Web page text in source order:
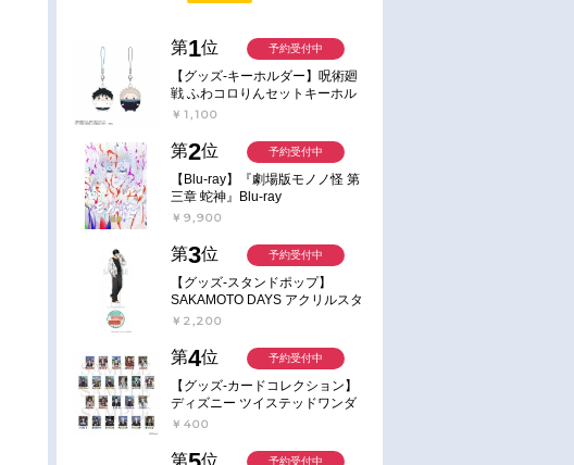
第1位
【グッズ-キーホルダー】呪術廻
戦 ふわコロりんセットキーホル
ダー【アニメイト特典付】
￥1,100
予約受付中
第2位
【Blu-ray】『劇場版モノノ怪 第
三章 蛇神』Blu-ray
￥9,900
予約受付中
第3位
【グッズ-スタンドポップ】
SAKAMOTO DAYS アクリルスタ
ンド～Sunny Afternoon～ 4.南雲
￥2,200
予約受付中
第4位
【グッズ-カードコレクション】
ディズニー ツイステッドワンダ
ーランド ランダムカードコレク
￥400
予約受付中
第 位 予約受付中